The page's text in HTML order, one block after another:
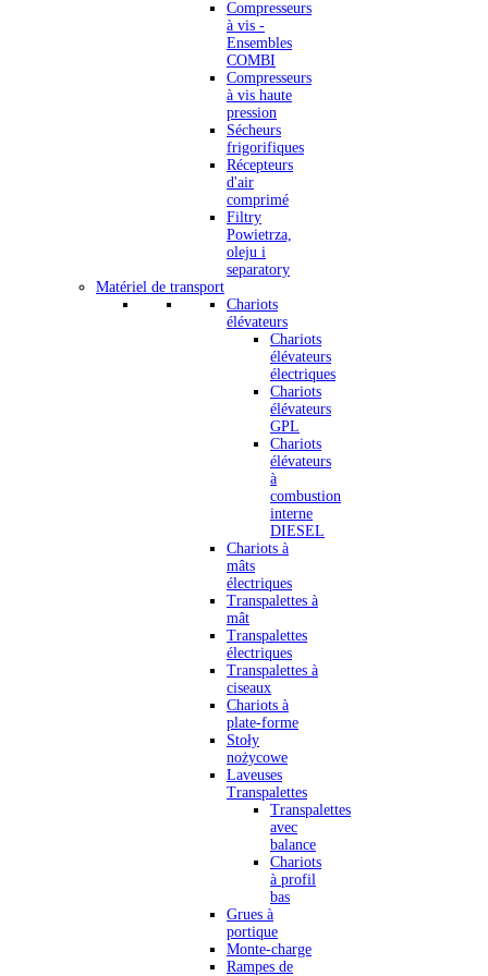
Compresseurs
à vis -
Ensembles
COMBI
Compresseurs
à vis haute
pression
Sécheurs
frigorifiques
Récepteurs
d'air
comprimé
Filtry
Powietrza,
oleju i
separatory
Matériel de transport
Chariots
élévateurs
Chariots
élévateurs
électriques
Chariots
élévateurs
GPL
Chariots
élévateurs
à
combustion
interne
DIESEL
Chariots à
mâts
électriques
Transpalettes à
mât
Transpalettes
électriques
Transpalettes à
ciseaux
Chariots à
plate-forme
Stoły
nożycowe
Laveuses
Transpalettes
Transpalettes
avec
balance
Chariots
à profil
bas
Grues à
portique
Monte-charge
Rampes de